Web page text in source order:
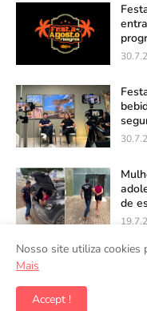
de
Nosso site utiliza cookies
Mais
Accept !